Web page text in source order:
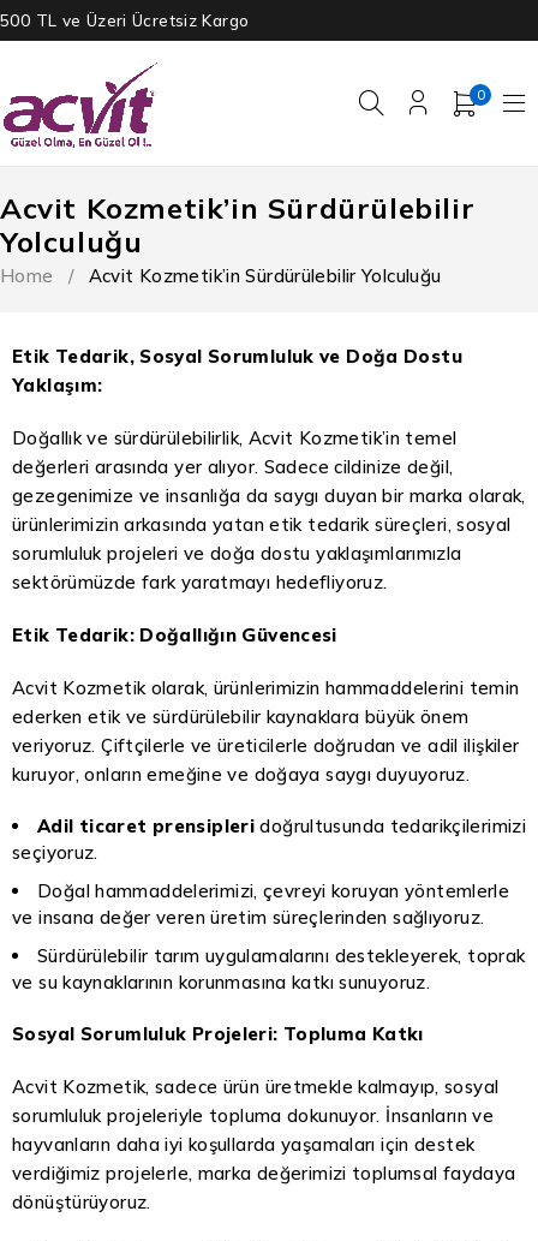
500 TL ve Üzeri Ücretsiz Kargo
0
Acvit Kozmetik’in Sürdürülebilir
Yolculuğu
Home / Acvit Kozmetik’in Sürdürülebilir Yolculuğu
Etik Tedarik, Sosyal Sorumluluk ve Doğa Dostu
Yaklaşım:
Doğallık ve sürdürülebilirlik, Acvit Kozmetik’in temel
değerleri arasında yer alıyor. Sadece cildinize değil,
gezegenimize ve insanlığa da saygı duyan bir marka olarak,
ürünlerimizin arkasında yatan etik tedarik süreçleri, sosyal
sorumluluk projeleri ve doğa dostu yaklaşımlarımızla
sektörümüzde fark yaratmayı hedefliyoruz.
Etik Tedarik: Doğallığın Güvencesi
Acvit Kozmetik olarak, ürünlerimizin hammaddelerini temin
ederken etik ve sürdürülebilir kaynaklara büyük önem
veriyoruz. Çiftçilerle ve üreticilerle doğrudan ve adil ilişkiler
kuruyor, onların emeğine ve doğaya saygı duyuyoruz.
Adil ticaret prensipleri doğrultusunda tedarikçilerimizi
seçiyoruz.
Doğal hammaddelerimizi, çevreyi koruyan yöntemlerle
ve insana değer veren üretim süreçlerinden sağlıyoruz.
Sürdürülebilir tarım uygulamalarını destekleyerek, toprak
ve su kaynaklarının korunmasına katkı sunuyoruz.
Sosyal Sorumluluk Projeleri: Topluma Katkı
Acvit Kozmetik, sadece ürün üretmekle kalmayıp, sosyal
sorumluluk projeleriyle topluma dokunuyor. İnsanların ve
hayvanların daha iyi koşullarda yaşamaları için destek
verdiğimiz projelerle, marka değerimizi toplumsal faydaya
dönüştürüyoruz.